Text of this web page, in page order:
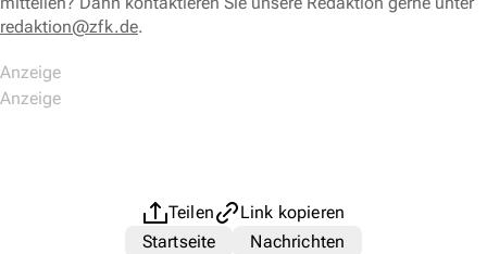
redaktion@zfk.de.
Teilen
Link kopieren
Startseite
Nachrichten